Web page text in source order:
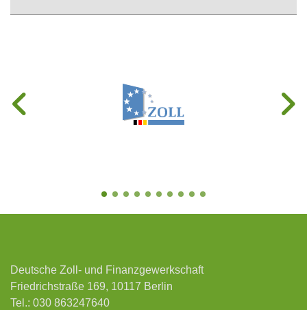
Deutsche Zoll- und Finanzgewerkschaft
Friedrichstraße 169, 10117 Berlin
Tel.: 030 863247640